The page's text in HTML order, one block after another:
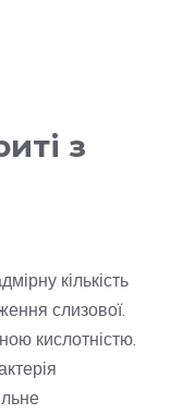
з
кількість
слизової.
кислотністю.